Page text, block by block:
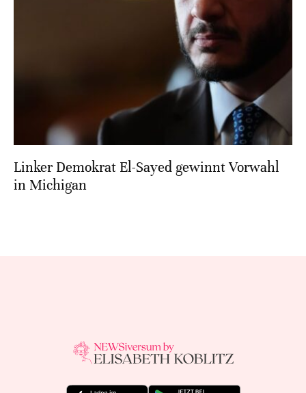
Linker Demokrat El-Sayed gewinnt Vorwahl
in Michigan